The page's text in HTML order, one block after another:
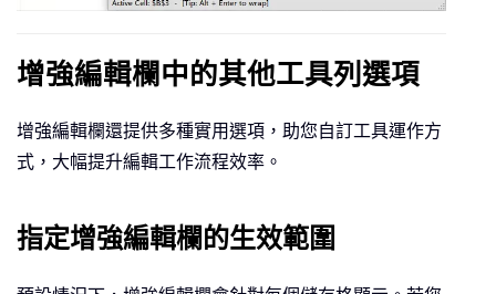
增強編輯欄中的其他工具列選項
增強編輯欄還提供多種實用選項，助您自訂工具運作方
式，大幅提升編輯工作流程效率。
指定增強編輯欄的生效範圍